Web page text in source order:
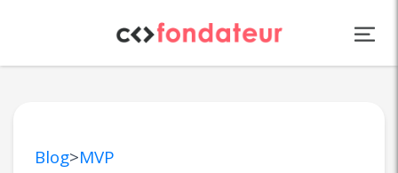
Blog>MVP